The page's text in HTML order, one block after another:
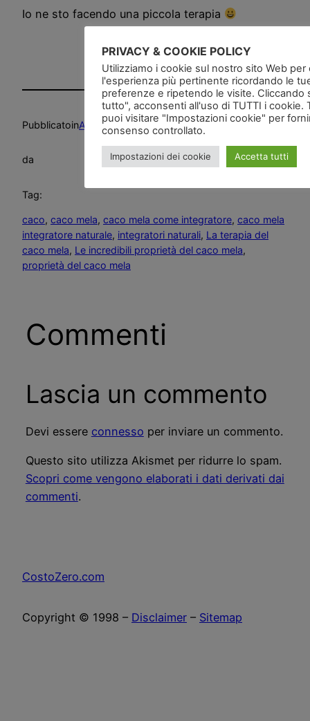
Io ne sto facendo una piccola terapia
PubblicatoinAlimentazione, Crudismo, News and go
da
Tag:
caco, caco mela, caco mela come integratore, caco mela
integratore naturale, integratori naturali, La terapia del
caco mela, Le incredibili proprietà del caco mela
proprietà del caco mela
Commenti
Lascia un commento
Devi essere connesso per inviare un commento.
Questo sito utilizza Akismet per ridurre lo spam.
Scopri come vengono elaborati i dati derivati dai
commenti.
CostoZero.com
Copyright © 1998 – Disclaimer – Sitemap
PRIVACY & COOKIE POLICY
Utilizziamo i cookie sul nostro sito Web per
l'esperienza più pertinente ricordando le
preferenze e ripetendo le visite. Cliccando
tutto", acconsenti all'uso di TUTTI i cookie.
puoi visitare "Impostazioni cookie" per
consenso controllato.
Impostazioni dei cookie Accetta tutti